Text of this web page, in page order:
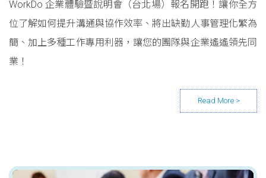
WorkDo 企業體驗暨說明會（台北場）報名開跑！讓你全方
位了解如何提升溝通與協作效率、將出缺勤人事管理化繁為
簡、加上多種工作專用利器，讓您的團隊與企業遙遙領先同
業！